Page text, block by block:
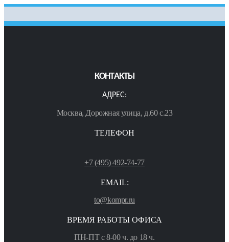
КОНТАКТЫ
АДРЕС:
Москва, Дорожная улица, д.60 с.23
ТЕЛЕФОН
+7 (495) 492-74-77
EMAIL:
to@kompr.ru
ВРЕМЯ РАБОТЫ ОФИСА
ПН-ПТ с 8-00 ч. до 18 ч.